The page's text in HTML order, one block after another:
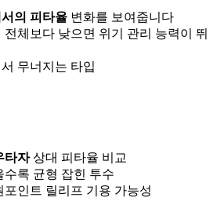
의 피타율 변화를 보여줍니다
체보다 낮으면 위기 관리 능력이 뛰
무너지는 타입
타자상대 피타율 비교
수록 균형 잡힌 투수
포인트 릴리프 기용 가능성